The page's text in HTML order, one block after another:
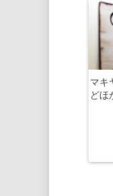
マキ
どほ